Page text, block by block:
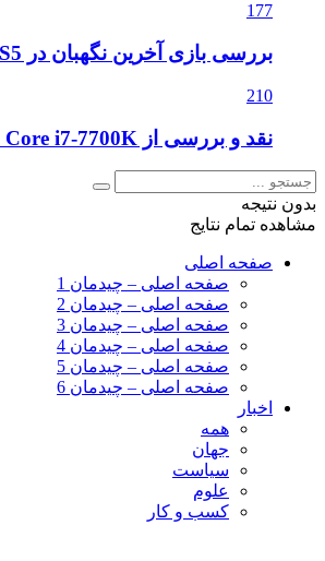
177
بررسی بازی آخرین نگهبان در PS5
210
نقد و بررسی از Intel Core i7-7700K لو رفت
بدون نتیجه
مشاهده تمام نتایج
صفحه اصلی
صفحه اصلی – چیدمان 1
صفحه اصلی – چیدمان 2
صفحه اصلی – چیدمان 3
صفحه اصلی – چیدمان 4
صفحه اصلی – چیدمان 5
صفحه اصلی – چیدمان 6
اخبار
همه
جهان
سیاست
علوم
کسب و کار